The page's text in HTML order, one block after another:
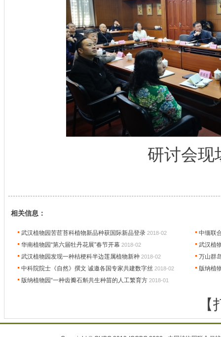
研讨会现
相关信息：
武汉植物园苦苣苔科植物新品种获国际新品登录 2018-02
中缅联
华南植物园“第六届牡丹花展”春节开幕 2018-02
武汉植
武汉植物园发现一种桔梗科半边莲属植物新种 2018-02
万山群
中科院院士《自然》撰文 诚邀各国专家共建数字丝 2018-02
版纳植
版纳植物园“一种齿瓣石斛共生种苗的人工繁育方 2018-01